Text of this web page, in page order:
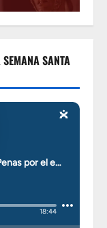
SANTA